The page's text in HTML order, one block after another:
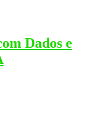
Dados e